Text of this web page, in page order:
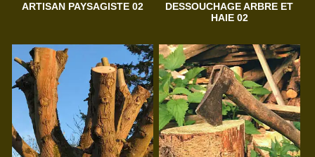
ARTISAN PAYSAGISTE 02
DESSOUCHAGE ARBRE ET
HAIE 02